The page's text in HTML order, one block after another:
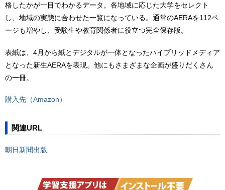
格したかが一目でわかるデータ。各地域に応じた大学をセレクト
し、地域の実態に合わせた一覧になっている。通常のAERAを112ペ
ージも増やし、受験生や教育関係者に役立つ完全保存版。
表紙は、4月から紙とデジタルが一体となったハイブリッドメディア
となった新生AERAを表現。他にもさまざまな企画が盛りだくさん
の一冊。
購入先（Amazon）
関連URL
朝日新聞出版